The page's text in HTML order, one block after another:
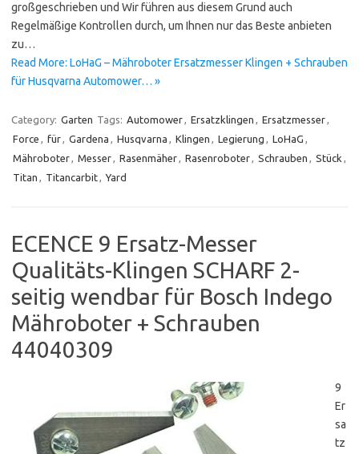
großgeschrieben und Wir führen aus diesem Grund auch
Regelmäßige Kontrollen durch, um Ihnen nur das Beste anbieten
zu…
Read More: LoHaG – Mähroboter Ersatzmesser Klingen + Schrauben
für Husqvarna Automower… »
Category: Garten Tags: Automower, Ersatzklingen , Ersatzmesser,
Force , für, Gardena , Husqvarna , Klingen , Legierung , LoHaG ,
Mähroboter, Messer, Rasenmäher, Rasenroboter, Schrauben , Stück ,
Titan , Titancarbit, Yard
ECENCE 9 Ersatz-Messer
Qualitäts-Klingen SCHARF 2-
seitig wendbar für Bosch Indego
Mähroboter + Schrauben
44040309
9
Er
sa
tz